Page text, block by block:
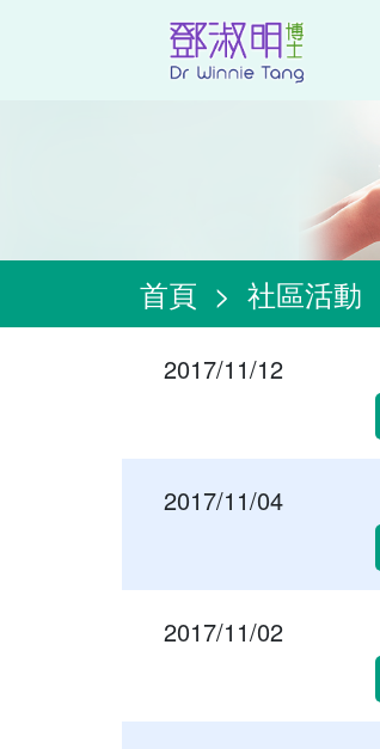
首頁 > 社區活動
2017/11/12
2017/11/04
2017/11/02